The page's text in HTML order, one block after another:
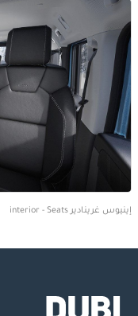
إينيوس غرينادير interior - Seats